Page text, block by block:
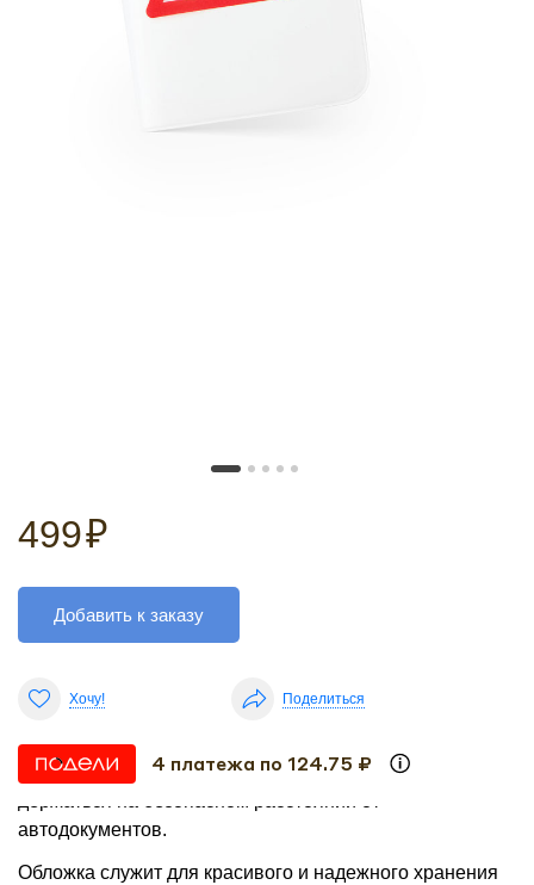
499₽
Добавить к заказу
Хочу! Поделиться
4 платежа по 124.75 ₽
Обложка «Шипы» рекомендует всем окружающим
автодокументов.
Обложка служит для красивого и надежного хранения